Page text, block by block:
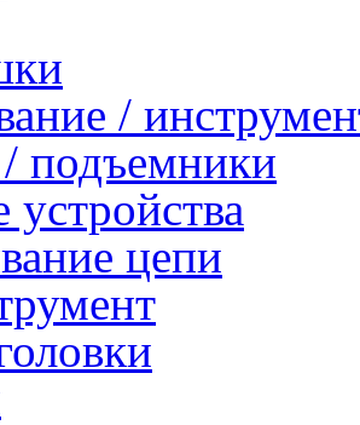
/
подъемники
устройства
цепи